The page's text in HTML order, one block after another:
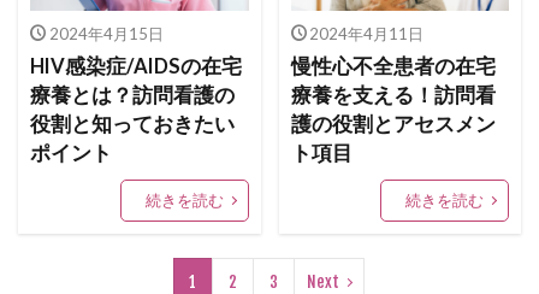
2024年4月15日
HIV感染症/AIDSの在宅
療養とは？訪問看護の
役割と知っておきたい
ポイント
続きを読む
2024年4月11日
慢性心不全患者の在宅
療養を支える！訪問看
護の役割とアセスメン
ト項目
続きを読む
1 2 3 Next